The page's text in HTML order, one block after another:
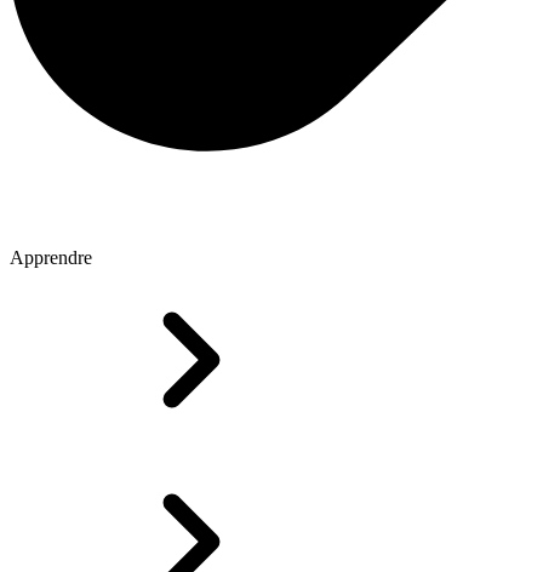
Apprendre